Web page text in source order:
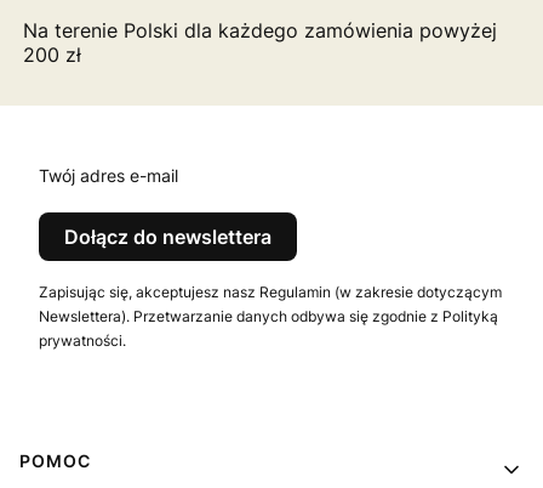
Na terenie Polski dla każdego zamówienia powyżej
200 zł
Twój adres e-mail
Dołącz do newslettera
Zapisując się, akceptujesz nasz Regulamin (w zakresie dotyczącym
Newslettera). Przetwarzanie danych odbywa się zgodnie z Polityką
prywatności.
Linki w stopce
POMOC